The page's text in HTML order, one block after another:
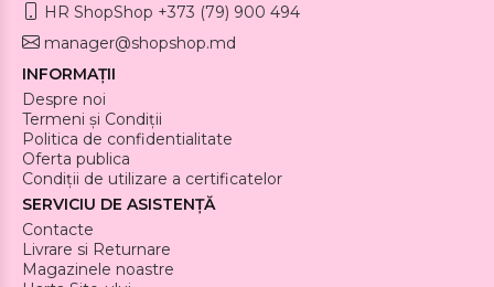
HR ShopShop +373 (79) 900 494
manager@shopshop.md
INFORMAȚII
Despre noi
Termeni și Condiții
Politica de confidentialitate
Oferta publica
Condiții de utilizare a certificatelor
SERVICIU DE ASISTENȚĂ
Contacte
Livrare si Returnare
Magazinele noastre